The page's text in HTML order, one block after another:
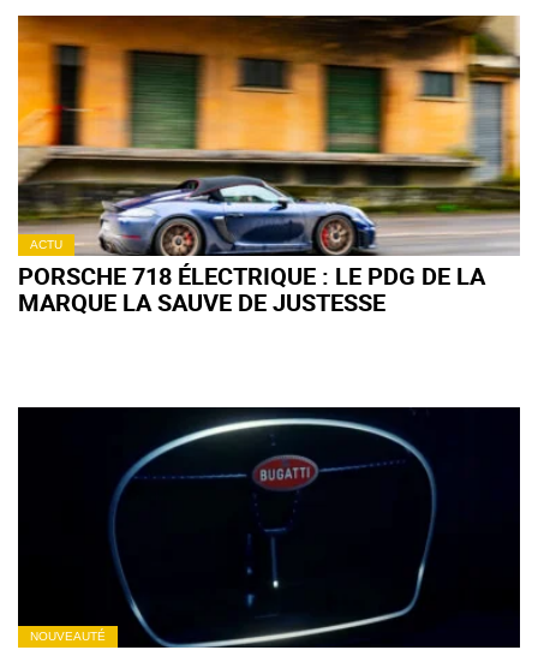
ACTU
PORSCHE 718 ÉLECTRIQUE : LE PDG DE LA
MARQUE LA SAUVE DE JUSTESSE
NOUVEAUTÉ